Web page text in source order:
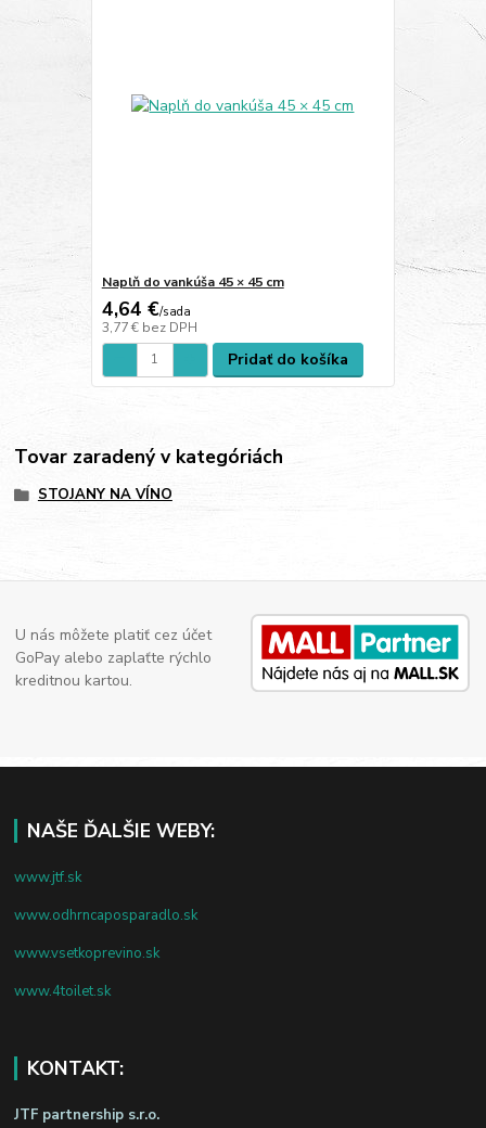
Naplň do vankúša 45 × 45 cm
4,64 €/sada
3,77 € bez DPH
Pridať do košíka
Tovar zaradený v kategóriách
STOJANY NA VÍNO
U nás môžete platiť cez účet
GoPay alebo zaplaťte rýchlo
kreditnou kartou.
NAŠE ĎALŠIE WEBY:
www.jtf.sk
www.odhrncaposparadlo.sk
www.vsetkoprevino.sk
www.4toilet.sk
KONTAKT:
JTF partnership s.r.o.